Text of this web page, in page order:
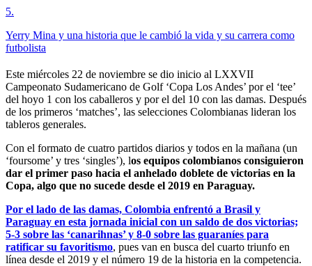
5.
Yerry Mina y una historia que le cambió la vida y su carrera como
futbolista
Este miércoles 22 de noviembre se dio inicio al LXXVII
Campeonato Sudamericano de Golf ‘Copa Los Andes’ por el ‘tee’
del hoyo 1 con los caballeros y por el del 10 con las damas. Después
de los primeros ‘matches’, las selecciones Colombianas lideran los
tableros generales.
Con el formato de cuatro partidos diarios y todos en la mañana (un
‘foursome’ y tres ‘singles’), los equipos colombianos consiguieron
dar el primer paso hacia el anhelado doblete de victorias en la
Copa, algo que no sucede desde el 2019 en Paraguay.
Por el lado de las damas, Colombia enfrentó a Brasil y
Paraguay en esta jornada inicial con un saldo de dos victorias;
5-3 sobre las ‘canarihnas’ y 8-0 sobre las guaraníes para
ratificar su favoritismo, pues van en busca del cuarto triunfo en
línea desde el 2019 y el número 19 de la historia en la competencia.